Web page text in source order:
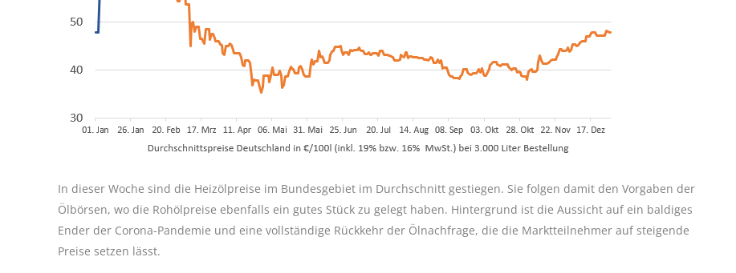
In dieser Woche sind die Heizölpreise im Bundesgebiet im Durchschnitt gestiegen. Sie folgen damit den Vorgaben der
Ölbörsen, wo die Rohölpreise ebenfalls ein gutes Stück zu gelegt haben. Hintergrund ist die Aussicht auf ein baldiges
Ender der Corona-Pandemie und eine vollständige Rückkehr der Ölnachfrage, die die Marktteilnehmer auf steigende
Preise setzen lässt.